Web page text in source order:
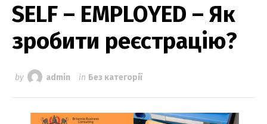
SELF – EMPLOYED – Як
зробити реєстрацію?
by admin in Без категорії